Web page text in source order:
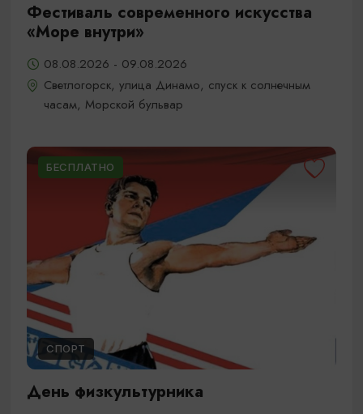
Фестиваль современного искусства
«Море внутри»
08.08.2026 - 09.08.2026
Светлогорск, улица Динамо, спуск к солнечным
часам, Морской бульвар
БЕСПЛАТНО
СПОРТ
День физкультурника